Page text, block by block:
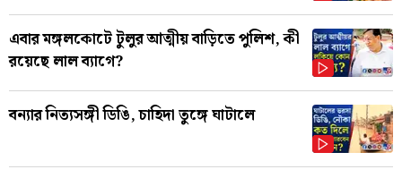
এবার মঙ্গলকোটে টুলুর আত্মীয় বাড়িতে পুলিশ, কী
রয়েছে লাল ব্যাগে?
বন্যার নিত্যসঙ্গী ডিঙি, চাহিদা তুঙ্গে ঘাটালে